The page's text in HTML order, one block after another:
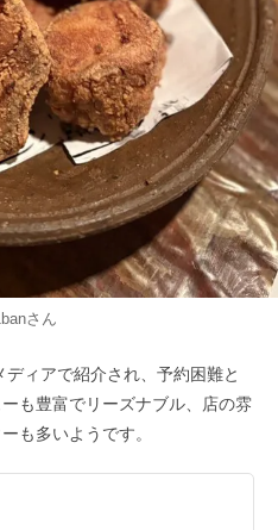
さん
ディアで紹介され、予約困難と
も豊富でリーズナブル、店の雰
も多いようです。